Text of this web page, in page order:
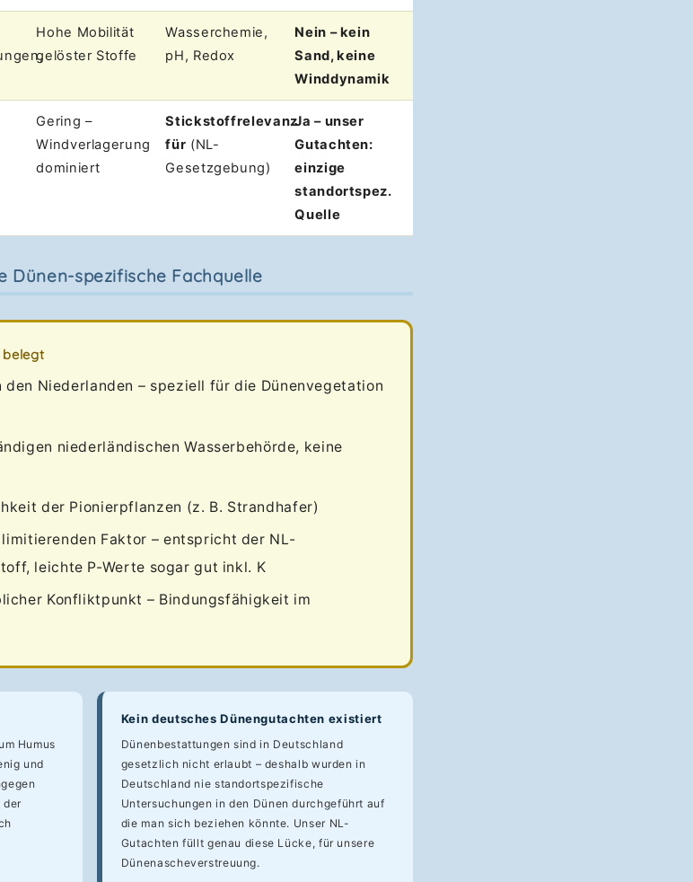
Hohe Mobilität
gelöster Stoffe
Wasserchemie,
pH, Redox
Nein – kein
Sand, keine
Winddynamik
Gering –
Windverlagerung
dominiert
Stickstoffrelevanz
für (NL-
Gesetzgebung)
Ja – unser
Gutachten:
einzige
standortspez.
Quelle
Dünen-spezifische Fachquelle
belegt
den Niederlanden – speziell für die Dünenvegetation
niederländischen Wasserbehörde, keine
der Pionierpflanzen (z. B. Strandhafer)
Faktor – entspricht der NL-
leichte P-Werte sogar gut inkl. K
Konfliktpunkt – Bindungsfähigkeit im
Humus
und
der
Kein deutsches Dünengutachten existiert
Dünenbestattungen sind in Deutschland
gesetzlich nicht erlaubt – deshalb wurden in
Deutschland nie standortspezifische
Untersuchungen in den Dünen durchgeführt auf
die man sich beziehen könnte. Unser NL-
Gutachten füllt genau diese Lücke, für unsere
Dünenascheverstreuung.